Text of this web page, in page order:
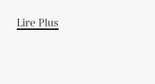
Lire Plus